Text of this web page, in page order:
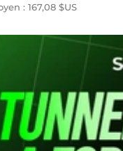
: 167,08 $US